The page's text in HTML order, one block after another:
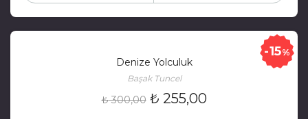
15%
Denize Yolculuk
Başak Tuncel
₺300,00 ₺ 255,00